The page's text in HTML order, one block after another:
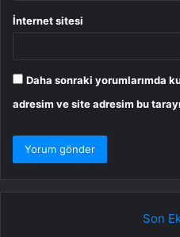
İnternet sitesi
Daha sonraki yorumlarımda
adresim ve site adresim bu
Son